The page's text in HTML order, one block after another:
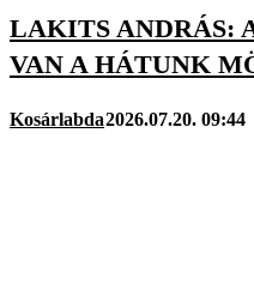
LAKITS ANDRÁS:
VAN A HÁTUNK
Kosárlabda2026.07.20. 09:44